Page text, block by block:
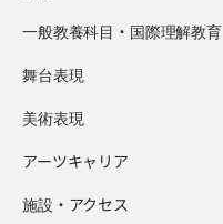
一般教養科目・国際理解教育
舞台表現
美術表現
アーツキャリア
施設・アクセス